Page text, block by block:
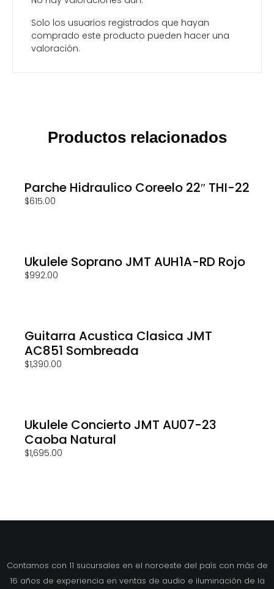
Solo los usuarios registrados que hayan
comprado este producto pueden hacer una
valoración.
Productos relacionados
Parche Hidraulico Coreelo 22″ THI-22
$615.00
Ukulele Soprano JMT AUH1A-RD Rojo
$992.00
Guitarra Acustica Clasica JMT
AC851 Sombreada
$1,390.00
Ukulele Concierto JMT AU07-23
Caoba Natural
$1,695.00
Contamos con 11 sucursales en el noroeste del país con más de
16 años de experiencia en ventas de audio e iluminación de la